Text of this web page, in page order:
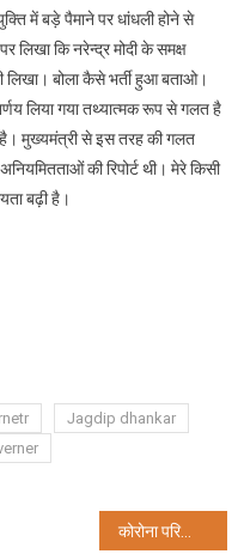
नहीं
पता
में बड़े पैमाने पर धांधली होने से
लिखा कि नरेन्द्र मोदी के समक्ष
लिखा। बोला कैसे भर्ती हुआ बताओ।
लिया गया तथ्यात्मक रूप से गलत है
मुख्यमंत्री से इस तरह की गलत
की रिपोर्ट थी। मेरे किसी
बढ़ी है।
Jagdip dhankar
कोरोना परिस्थिति में गंगासागर मेला को लेकर कोलकाता उच्च न्यायालय का नया निर्देश